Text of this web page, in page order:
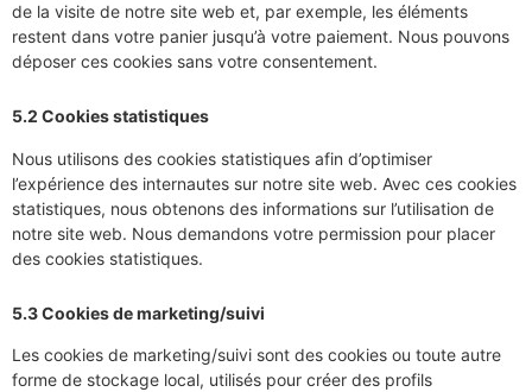
de la visite de notre site web et, par exemple, les éléments
restent dans votre panier jusqu’à votre paiement. Nous pouvons
déposer ces cookies sans votre consentement.
5.2 Cookies statistiques
Nous utilisons des cookies statistiques afin d’optimiser
l’expérience des internautes sur notre site web. Avec ces cookies
statistiques, nous obtenons des informations sur l’utilisation de
notre site web. Nous demandons votre permission pour placer
des cookies statistiques.
5.3 Cookies de marketing/suivi
Les cookies de marketing/suivi sont des cookies ou toute autre
forme de stockage local, utilisés pour créer des profils